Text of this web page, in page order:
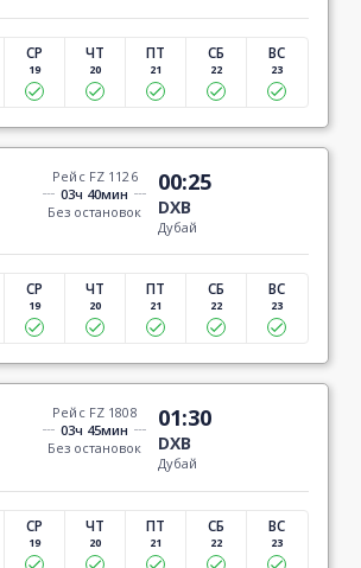
СР
19
ЧТ
20
ПТ
21
СБ
22
ВС
23
Рейс FZ 1126
03ч 40мин
Без остановок
00:25
DXB
Дубай
СР
19
ЧТ
20
ПТ
21
СБ
22
ВС
23
Рейс FZ 1808
03ч 45мин
Без остановок
01:30
DXB
Дубай
СР
19
ЧТ
20
ПТ
21
СБ
22
ВС
23